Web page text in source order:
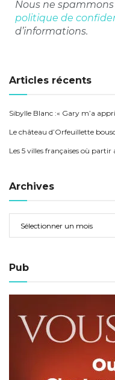
Nous ne
politique de
d’informations.
Articles récents
Sibylle Blanc :« Gary m’a
Le château d’Orfeuillette
Les 5 villes françaises où
Archives
Pub